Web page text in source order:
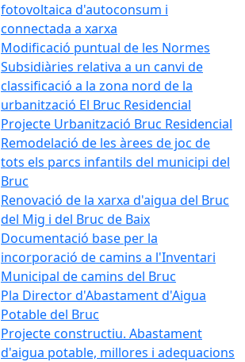
fotovoltaica d'autoconsum i
connectada a xarxa
Modificació puntual de les Normes
Subsidiàries relativa a un canvi de
classificació a la zona nord de la
urbanització El Bruc Residencial
Projecte Urbanització Bruc Residencial
Remodelació de les àrees de joc de
tots els parcs infantils del municipi del
Bruc
Renovació de la xarxa d'aigua del Bruc
del Mig i del Bruc de Baix
Documentació base per la
incorporació de camins a l'Inventari
Municipal de camins del Bruc
Pla Director d'Abastament d'Aigua
Potable del Bruc
Projecte constructiu. Abastament
d'aigua potable, millores i adequacions